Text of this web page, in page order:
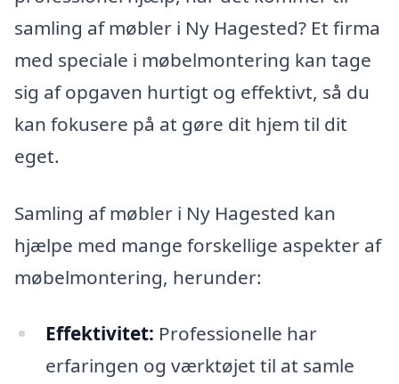
samling af møbler i Ny Hagested? Et firma
med speciale i møbelmontering kan tage
sig af opgaven hurtigt og effektivt, så du
kan fokusere på at gøre dit hjem til dit
eget.
Samling af møbler i Ny Hagested kan
hjælpe med mange forskellige aspekter af
møbelmontering, herunder:
Effektivitet: Professionelle har
erfaringen og værktøjet til at samle